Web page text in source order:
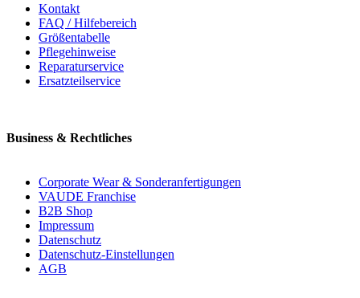
Kontakt
FAQ / Hilfebereich
Größentabelle
Pflegehinweise
Reparaturservice
Ersatzteilservice
Business & Rechtliches
Corporate Wear & Sonderanfertigungen
VAUDE Franchise
B2B Shop
Impressum
Datenschutz
Datenschutz-Einstellungen
AGB